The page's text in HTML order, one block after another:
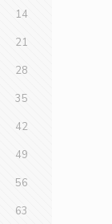
14
21
28
35
42
49
56
63